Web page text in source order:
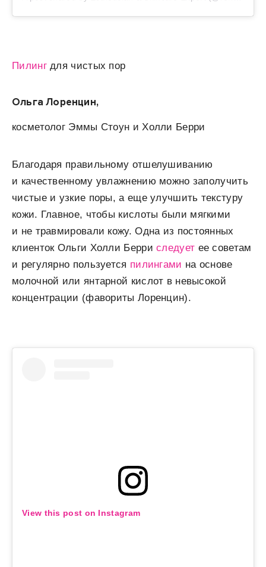
Пилингдля чистых пор
Ольга Лоренцин,
косметолог Эммы Стоун и Холли Берри
Благодаря правильному отшелушиванию
и качественному увлажнению можно заполучить
чистые и узкие поры, а еще улучшить текстуру
кожи. Главное, чтобы кислоты были мягкими
и не травмировали кожу. Одна из постоянных
клиенток Ольги Холли Берриследует ее советам
и регулярно пользуется пилингами на основе
молочной или янтарной кислот в невысокой
концентрации (фавориты Лоренцин).
View this post on Instagram